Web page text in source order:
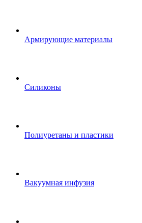
Армирующие материалы
Силиконы
Полиуретаны и пластики
Вакуумная инфузия